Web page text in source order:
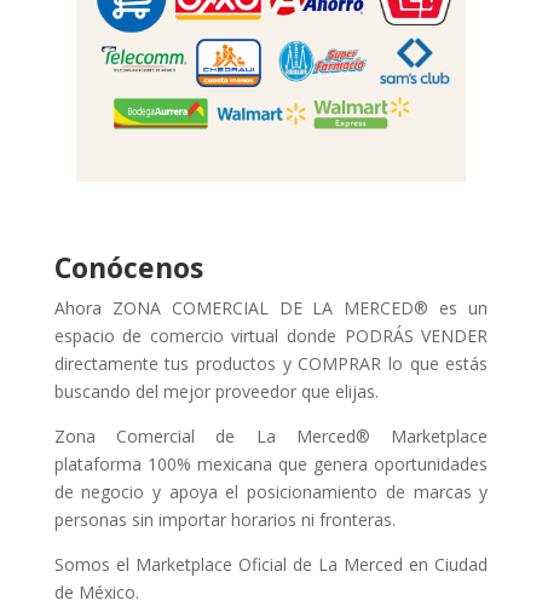
Conócenos
Ahora ZONA COMERCIAL DE LA MERCED® es un
espacio de comercio virtual donde PODRÁS VENDER
directamente tus productos y COMPRAR lo que estás
buscando del mejor proveedor que elijas.
Zona Comercial de La Merced® Marketplace
plataforma 100% mexicana que genera oportunidades
de negocio y apoya el posicionamiento de marcas y
personas sin importar horarios ni fronteras.
Somos el Marketplace Oficial de La Merced en Ciudad
de México.